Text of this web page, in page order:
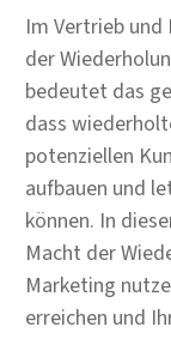
Im Vertrieb und
der
bedeutet das
dass
potenziellen
aufbauen und
können. In
Macht der
Marketing
erreichen und